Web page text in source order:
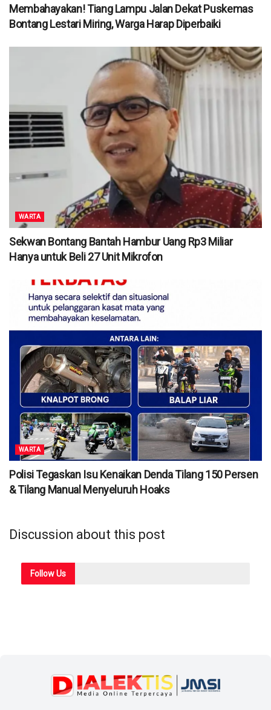
Membahayakan! Tiang Lampu Jalan Dekat Puskemas
Bontang Lestari Miring, Warga Harap Diperbaiki
WARTA
Sekwan Bontang Bantah Hambur Uang Rp3 Miliar
Hanya untuk Beli 27 Unit Mikrofon
WARTA
Polisi Tegaskan Isu Kenaikan Denda Tilang 150 Persen
& Tilang Manual Menyeluruh Hoaks
Discussion about this post
FollowUs